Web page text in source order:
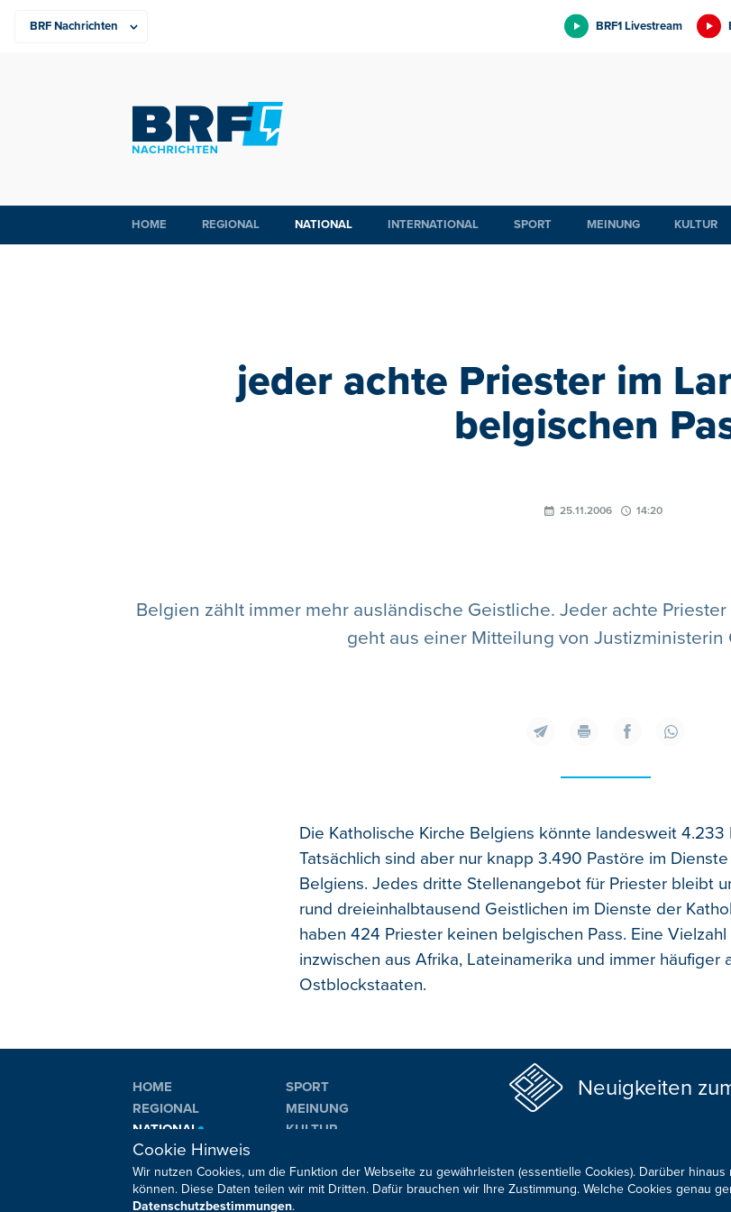
BRF1 Livestream
HOME REGIONAL NATIONAL INTERNATIONAL SPORT MEINUNG KULTUR
jeder achte Priester im
belgischen
25.11.2006 14:20
Belgien zählt immer mehr ausländische Geistliche. Jeder achte
geht aus einer Mitteilung von Justizministerin
Die Katholische Kirche Belgiens könnte landesweit 4.233
Tatsächlich sind aber nur knapp 3.490 Pastöre im
Belgiens. Jedes dritte Stellenangebot für Priester bleibt
rund dreieinhalbtausend Geistlichen im Dienste der
haben 424 Priester keinen belgischen Pass. Eine
inzwischen aus Afrika, Lateinamerika und immer häufiger
Ostblockstaaten.
HOME
REGIONAL
NATIONAL
INTERNATIONAL
SPORT
MEINUNG
KULTUR
Neuigkeiten
Cookie Hinweis
Wir nutzen Cookies, um die Funktion der Webseite zu gewährleisten (essentielle Cookies). Darüber
können. Diese Daten teilen wir mit Dritten. Dafür brauchen wir Ihre Zustimmung. Welche Cookies genau
Datenschutzbestimmungen.